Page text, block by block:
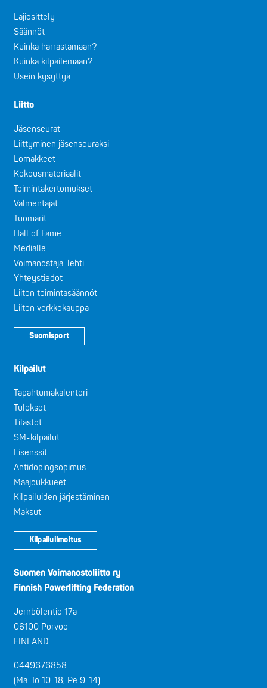
Lajiesittely
Säännöt
Kuinka harrastamaan?
Kuinka kilpailemaan?
Usein kysyttyä
Liitto
Jäsenseurat
Liittyminen jäsenseuraksi
Lomakkeet
Kokousmateriaalit
Toimintakertomukset
Valmentajat
Tuomarit
Hall of Fame
Medialle
Voimanostaja-lehti
Yhteystiedot
Liiton toimintasäännöt
Liiton verkkokauppa
Suomisport
Kilpailut
Tapahtumakalenteri
Tulokset
Tilastot
SM-kilpailut
Lisenssit
Antidopingsopimus
Maajoukkueet
Kilpailuiden järjestäminen
Maksut
Kilpailuilmoitus
Suomen Voimanostoliitto ry
Finnish Powerlifting Federation
Jernbölentie 17a
06100 Porvoo
FINLAND
0449676858
(Ma-To 10-18, Pe 9-14)